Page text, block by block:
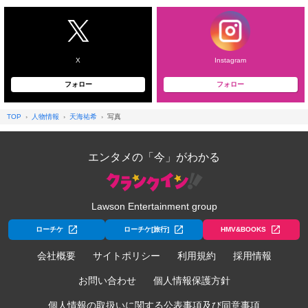
X
フォロー
Instagram
フォロー
TOP 人物情報 天海祐希 写真
エンタメの「今」がわかる
Lawson Entertainment group
ローチケ ローチケ[旅行] HMV&BOOKS
会社概要 サイトポリシー 利用規約 採用情報
お問い合わせ 個人情報保護方針
個人情報の取扱いに関する公表事項及び同意事項